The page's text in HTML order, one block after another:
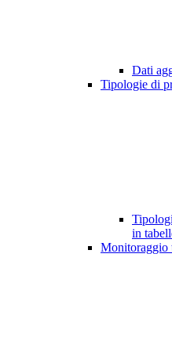
Dati
Tipologie di
in
Monitoraggio